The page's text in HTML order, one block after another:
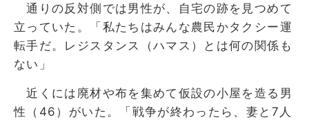
通りの反対側では男性が、自宅の跡を見つめて
立っていた。「私たちはみんな農民かタクシー運
転手だ。レジスタンス（ハマス）とは何の関係も
ない」
近くには廃材や布を集めて仮設の小屋を造る男
性（46）がいた。「戦争が終わったら、妻と7人